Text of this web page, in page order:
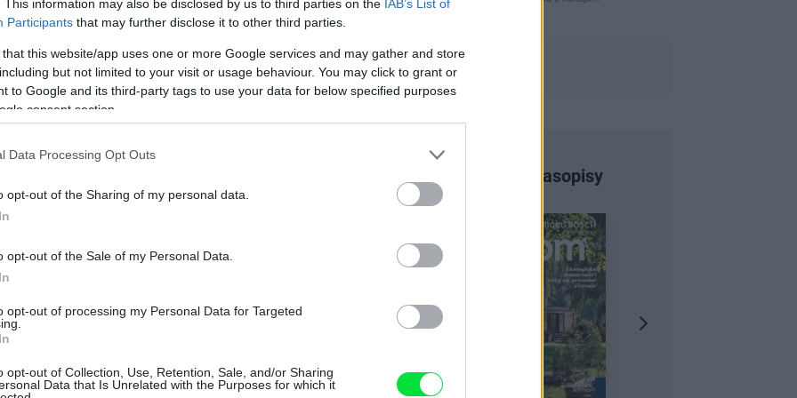
This information may also be disclosed by us to third parties on the IAB’s List of
Participants that may further disclose it to other third parties.
that this website/app uses one or more Google services and may gather and store
but not limited to your visit or usage behaviour. You may click to grant or
to Google and its third-party tags to use your data for below specified purposes
consent section.
Data Processing Opt Outs
opt-out of the Sharing of my personal data.
opt-out of the Sale of my Personal Data.
opt-out of processing my Personal Data for Targeted
opt-out of Collection, Use, Retention, Sale, and/or Sharing
Data that Is Unrelated with the Purposes for which it
toto sa stalo prioritou pri formovaní
má skôr charakter kaviarne alebo
izby. Pár tak môže bez starostí usadiť
veselého bytíka zavítajú.
Najnovšie časopisy